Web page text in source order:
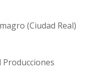
(Ciudad Real)
Producciones